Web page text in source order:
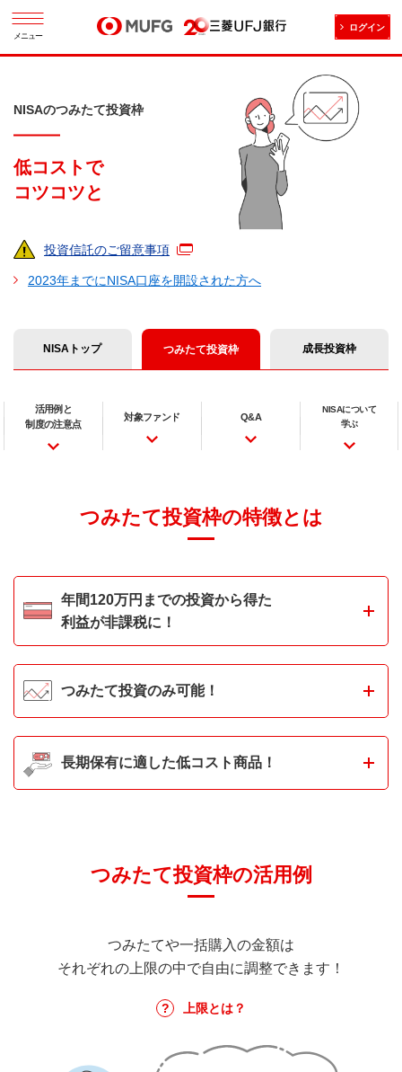
メニュー
ログイン
NISAのつみたて投資枠
低コストで
コツコツと
投資信託のご留意事項
2023年までにNISA口座を開設された方へ
NISAトップ つみたて投資枠 成長投資枠
活用例と
制度の注意点
対象ファンド Q&A
NISAについて
学ぶ
つみたて投資枠の特徴とは
年間120万円までの投資から得た
利益が非課税に！
つみたて投資のみ可能！
長期保有に適した低コスト商品！
つみたて投資枠の活用例
つみたてや一括購入の金額は
それぞれの上限の中で自由に調整できます！
上限とは？